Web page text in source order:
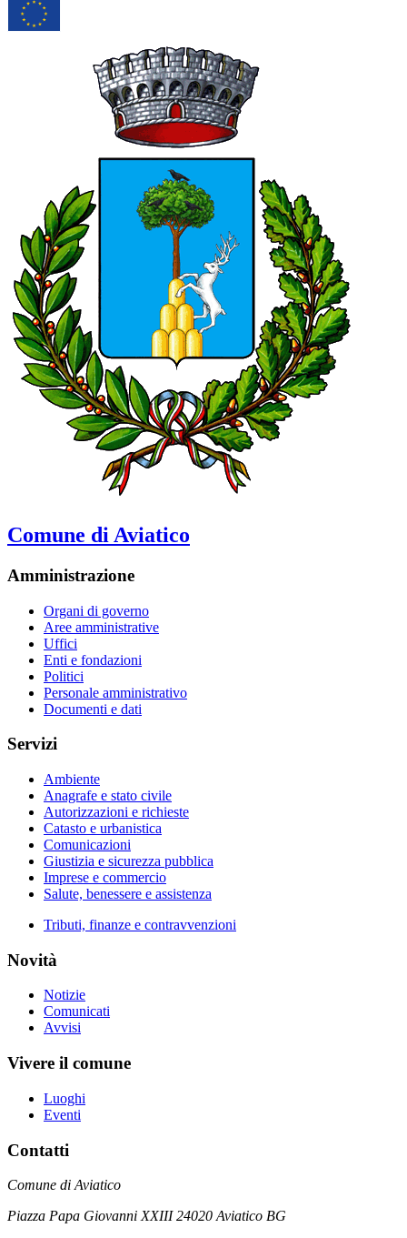
Comune di Aviatico
Amministrazione
Organi di governo
Aree amministrative
Uffici
Enti e fondazioni
Politici
Personale amministrativo
Documenti e dati
Servizi
Ambiente
Anagrafe e stato civile
Autorizzazioni e richieste
Catasto e urbanistica
Comunicazioni
Giustizia e sicurezza pubblica
Imprese e commercio
Salute, benessere e assistenza
Tributi, finanze e contravvenzioni
Novità
Notizie
Comunicati
Avvisi
Vivere il comune
Luoghi
Eventi
Contatti
Comune di Aviatico
Piazza Papa Giovanni XXIII 24020 Aviatico BG